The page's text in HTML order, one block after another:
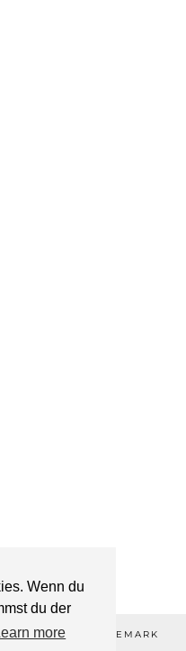
Wenn du
du der
more TRADEMARK